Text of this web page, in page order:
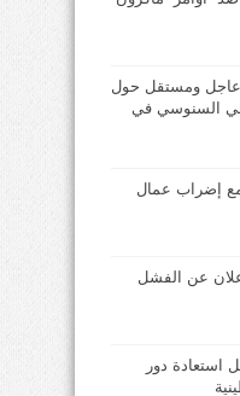
عاجل ومستقل حول
السنوسي في
إضراب عمال
عن الفشل
استعادة دور